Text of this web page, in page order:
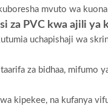
mvuto wa
za PVC kwa ajili ya
uchapishaji wa
za bidhaa, mifumo
kipekee, na kufanya